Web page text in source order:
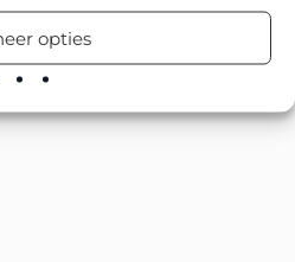
opties